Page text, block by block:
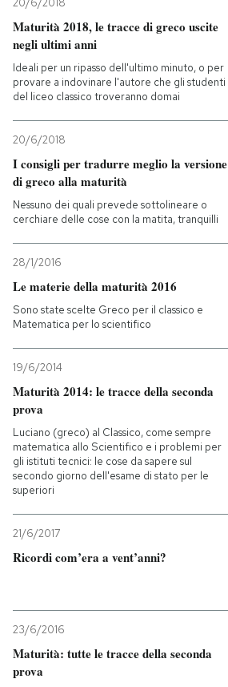
20/6/2018
Maturità 2018, le tracce di greco uscite
negli ultimi anni
Ideali per un ripasso dell'ultimo minuto, o per
provare a indovinare l'autore che gli studenti
del liceo classico troveranno domai
20/6/2018
I consigli per tradurre meglio la versione
di greco alla maturità
Nessuno dei quali prevede sottolineare o
cerchiare delle cose con la matita, tranquilli
28/1/2016
Le materie della maturità 2016
Sono state scelte Greco per il classico e
Matematica per lo scientifico
19/6/2014
Maturità 2014: le tracce della seconda
prova
Luciano (greco) al Classico, come sempre
matematica allo Scientifico e i problemi per
gli istituti tecnici: le cose da sapere sul
secondo giorno dell'esame di stato per le
superiori
21/6/2017
Ricordi com’era a vent’anni?
23/6/2016
Maturità: tutte le tracce della seconda
prova